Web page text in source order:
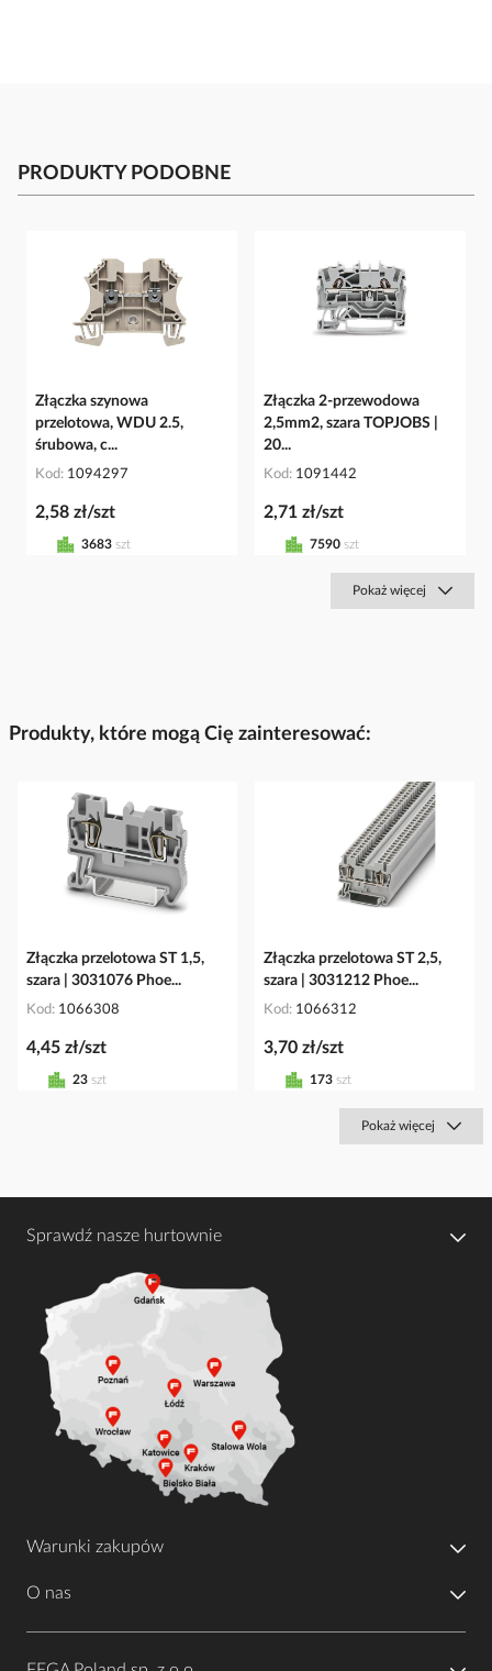
PRODUKTY PODOBNE
Złączka szynowa
przelotowa, WDU 2.5,
śrubowa, c...
Kod 1094297
2,58 zł/szt
3683 szt
Złączka 2-przewodowa
2,5mm2, szara TOPJOBS |
20...
Kod 1091442
2,71 zł/szt
7590 szt
Pokaż więcej
Produkty, które mogą Cię zainteresować:
Złączka przelotowa ST 1,5,
szara | 3031076 Phoe...
Kod 1066308
4,45 zł/szt
23 szt
Złączka przelotowa ST 2,5,
szara | 3031212 Phoe...
Kod 1066312
3,70 zł/szt
173 szt
Pokaż więcej
Sprawdź nasze hurtownie
Warunki zakupów
O nas